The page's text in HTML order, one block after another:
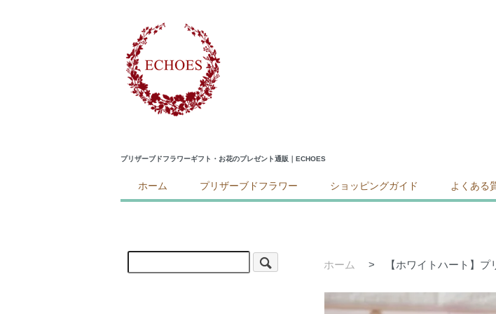
プリザーブドフラワーギフト・お花のプレゼント通販｜ECHOES
ホーム プリザーブドフラワー ショッピングガイド よくある
ホーム > 【ホワイトハート】